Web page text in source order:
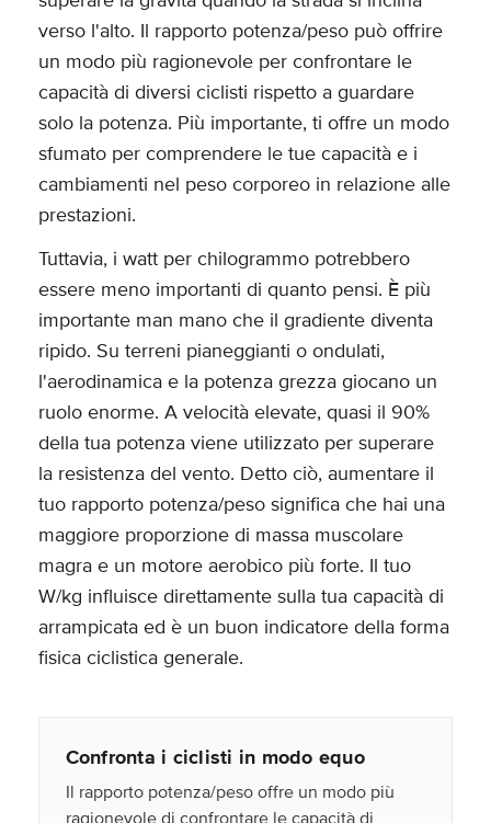
verso l'alto. Il rapporto potenza/peso può offrire
un modo più ragionevole per confrontare le
capacità di diversi ciclisti rispetto a guardare
solo la potenza. Più importante, ti offre un modo
sfumato per comprendere le tue capacità e i
cambiamenti nel peso corporeo in relazione alle
prestazioni.
Tuttavia, i watt per chilogrammo potrebbero
essere meno importanti di quanto pensi. È più
importante man mano che il gradiente diventa
ripido. Su terreni pianeggianti o ondulati,
l'aerodinamica e la potenza grezza giocano un
ruolo enorme. A velocità elevate, quasi il 90%
della tua potenza viene utilizzato per superare
la resistenza del vento. Detto ciò, aumentare il
tuo rapporto potenza/peso significa che hai una
maggiore proporzione di massa muscolare
magra e un motore aerobico più forte. Il tuo
W/kg influisce direttamente sulla tua capacità di
arrampicata ed è un buon indicatore della forma
fisica ciclistica generale.
Confronta i ciclisti in modo equo
Il rapporto potenza/peso offre un modo più
ragionevole di confrontare le capacità di